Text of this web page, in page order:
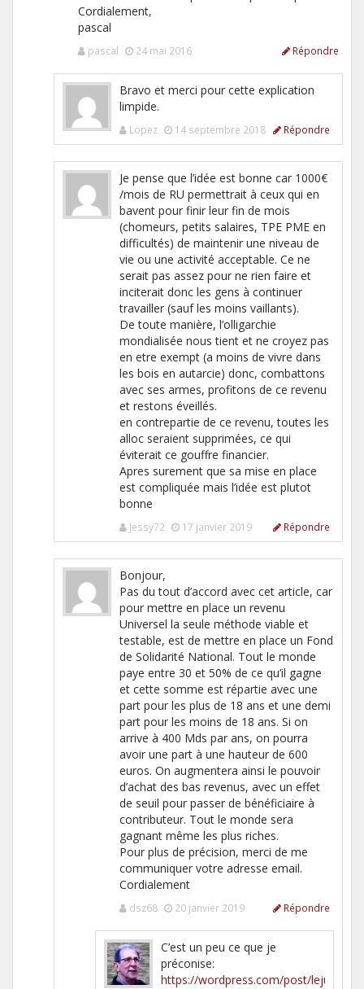
Cordialement,
pascal
pascal 24 mai 2016 Répondre
Bravo et merci pour cette explication
limpide.
Lopez 14 septembre 2018 Répondre
Je pense que l’idée est bonne car 1000€
/mois de RU permettrait à ceux qui en
bavent pour finir leur fin de mois
(chomeurs, petits salaires, TPE PME en
difficultés) de maintenir une niveau de
vie ou une activité acceptable. Ce ne
serait pas assez pour ne rien faire et
inciterait donc les gens à continuer
travailler (sauf les moins vaillants).
De toute manière, l’olligarchie
mondialisée nous tient et ne croyez pas
en etre exempt (a moins de vivre dans
les bois en autarcie) donc, combattons
avec ses armes, profitons de ce revenu
et restons éveillés.
en contrepartie de ce revenu, toutes les
alloc seraient supprimées, ce qui
éviterait ce gouffre financier.
Apres surement que sa mise en place
est compliquée mais l’idée est plutot
bonne
Jessy72 17 janvier 2019 Répondre
Bonjour,
Pas du tout d’accord avec cet article, car
pour mettre en place un revenu
Universel la seule méthode viable et
testable, est de mettre en place un Fond
de Solidarité National. Tout le monde
paye entre 30 et 50% de ce qu’il gagne
et cette somme est répartie avec une
part pour les plus de 18 ans et une demi
part pour les moins de 18 ans. Si on
arrive à 400 Mds par ans, on pourra
avoir une part à une hauteur de 600
euros. On augmentera ainsi le pouvoir
d’achat des bas revenus, avec un effet
de seuil pour passer de bénéficiaire à
contributeur. Tout le monde sera
gagnant même les plus riches.
Pour plus de précision, merci de me
communiquer votre adresse email.
Cordialement
dsz68 20 janvier 2019 Répondre
C’est un peu ce que je
préconise:
https://wordpress.com/post/